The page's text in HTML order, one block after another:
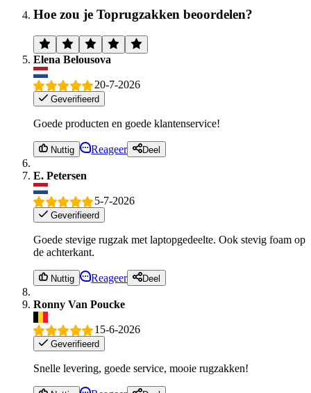
Hoe zou je Toprugzakken beoordelen?
Elena Belousova
20-7-2026
Geverifieerd
Goede producten en goede klantenservice!
Nuttig Reageer Deel
E. Petersen
5-7-2026
Geverifieerd
Goede stevige rugzak met laptopgedeelte. Ook stevig foam op
de achterkant.
Nuttig Reageer Deel
Ronny Van Poucke
15-6-2026
Geverifieerd
Snelle levering, goede service, mooie rugzakken!